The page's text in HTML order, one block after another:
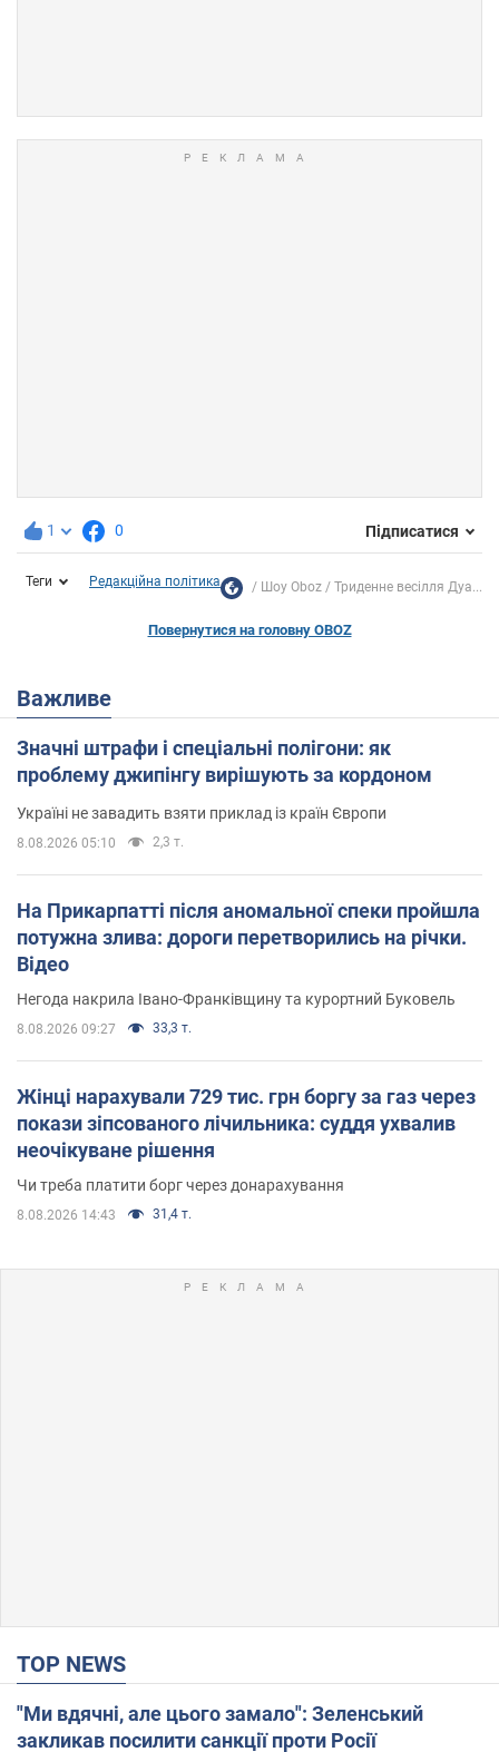
1 0 Підписатися
Теги Редакційна політика Шоу Oboz Триденне весілля Дуа...
Повернутися на головну OBOZ
Важливе
Значні штрафи і спеціальні полігони: як
проблему джипінгу вирішують за кордоном
Україні не завадить взяти приклад із країн Європи
8.08.2026 05:10 2,3 т.
На Прикарпатті після аномальної спеки пройшла
потужна злива: дороги перетворились на річки.
Відео
Негода накрила Івано-Франківщину та курортний Буковель
8.08.2026 09:27 33,3 т.
Жінці нарахували 729 тис. грн боргу за газ через
покази зіпсованого лічильника: суддя ухвалив
неочікуване рішення
Чи треба платити борг через донарахування
8.08.2026 14:43 31,4 т.
TOP NEWS
"Ми вдячні, але цього замало": Зеленський
закликав посилити санкції проти Росії